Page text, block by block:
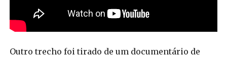
Outro trecho foi tirado de um documentário de